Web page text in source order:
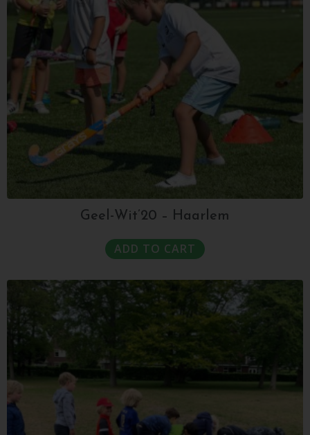
Geel-Wit’20 – Haarlem
ADD TO CART